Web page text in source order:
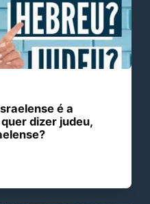
é a
dizer judeu,